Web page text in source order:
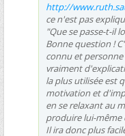
http://
ce n'est pas
"Que se passe-t-il
Bonne question !
connu et
vraiment
la plus utilisée est
motivation et
en se relaxant au
produire lui-même
Il ira donc plus